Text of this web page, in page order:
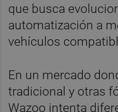
que busca
automatización a
vehículos
En un mercado
tradicional y otras
Wazoo intenta